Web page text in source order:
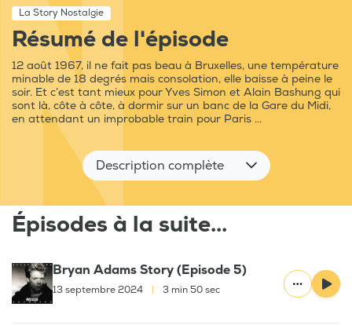
La Story Nostalgie
Résumé de l'épisode
12 août 1967, il ne fait pas beau à Bruxelles, une température
minable de 18 degrés mais consolation, elle baisse à peine le
soir. Et c’est tant mieux pour Yves Simon et Alain Bashung qui
sont là, côte à côte, à dormir sur un banc de la Gare du Midi,
en attendant un improbable train pour Paris ...
Description complète
Épisodes à la suite...
Bryan Adams Story (Episode 5)
13 septembre 2024 3 min 50 sec